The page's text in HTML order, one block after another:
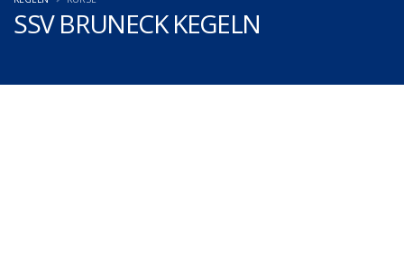
SSV BRUNECK KEGELN